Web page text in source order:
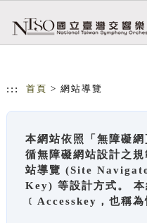
::: 首頁 > 網站導覽
本網站依照「無障礙
循無障礙網站設計之
站導覽 (Site
Key) 等設計方式。 本
﹝Accesskey，也稱為